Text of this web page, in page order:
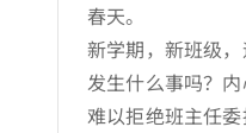
春天。
新学期，新班级
发生什么事吗？
难以拒绝班主任